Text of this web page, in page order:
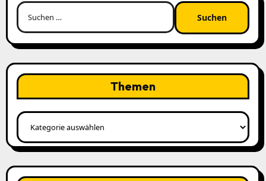
Suchen
nach:
Themen
Themen